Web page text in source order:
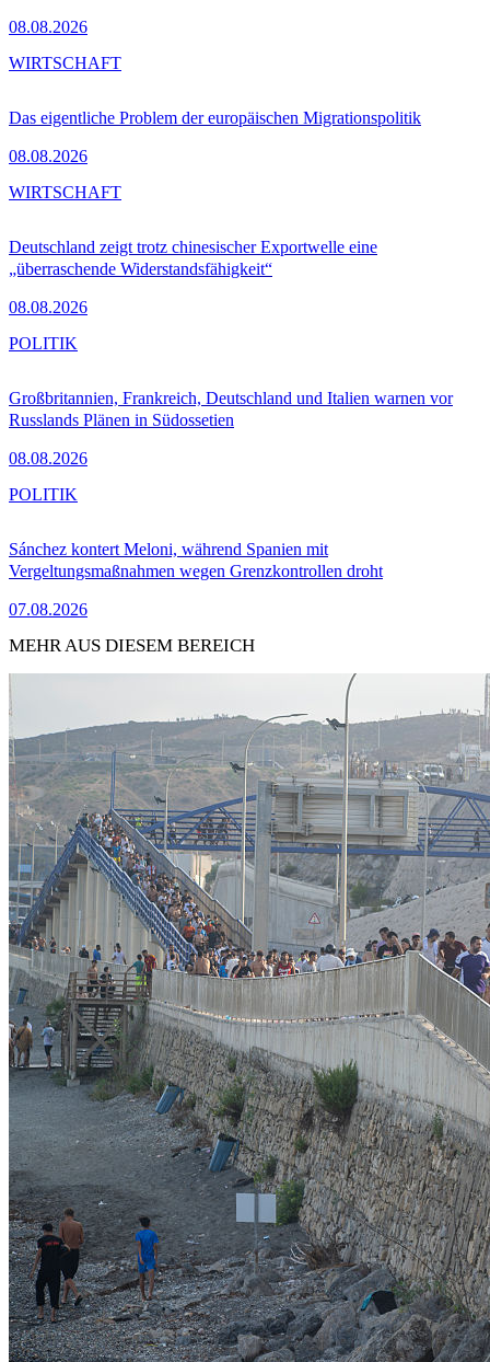
08.08.2026
Das eigentliche Problem der europäischen Migrationspolitik
08.08.2026
WIRTSCHAFT
Deutschland zeigt trotz chinesischer Exportwelle eine
„überraschende Widerstandsfähigkeit“
08.08.2026
WIRTSCHAFT
Großbritannien, Frankreich, Deutschland und Italien warnen vor
Russlands Plänen in Südossetien
08.08.2026
POLITIK
Sánchez kontert Meloni, während Spanien mit
Vergeltungsmaßnahmen wegen Grenzkontrollen droht
07.08.2026
POLITIK
MEHR AUS DIESEM BEREICH